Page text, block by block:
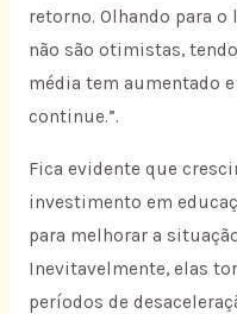
retorno. Olhando para
não são otimistas,
média tem aumentado
continue.”.
Fica evidente que
investimento em
para melhorar a
Inevitavelmente, elas
períodos de